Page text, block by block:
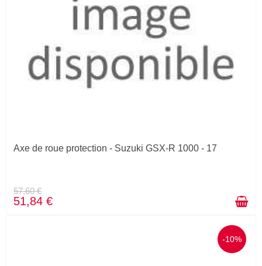
Axe de roue protection - Suzuki GSX-R 1000 - 17
57,60 €
51,84 €
-10%